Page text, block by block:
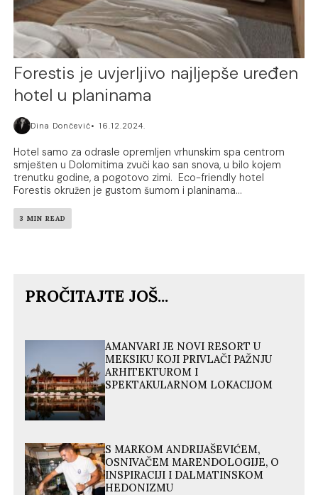
Forestis je uvjerljivo najljepše uređen
hotel u planinama
Dina Dončević 16.12.2024.
Hotel samo za odrasle opremljen vrhunskim spa centrom
smješten u Dolomitima zvuči kao san snova, u bilo kojem
trenutku godine, a pogotovo zimi. Eco-friendly hotel
Forestis okružen je gustom šumom i planinama...
3 MIN READ
PROČITAJTE JOŠ...
AMANVARI JE NOVI RESORT U
MEKSIKU KOJI PRIVLAČI PAŽNJU
ARHITEKTUROM I
SPEKTAKULARNOM LOKACIJOM
S MARKOM ANDRIJAŠEVIĆEM,
OSNIVAČEM MARENDOLOGIJE, O
INSPIRACIJI I DALMATINSKOM
HEDONIZMU